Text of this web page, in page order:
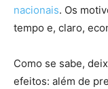
nacionais. Os
tempo e, claro,
Como se sabe,
efeitos: além de